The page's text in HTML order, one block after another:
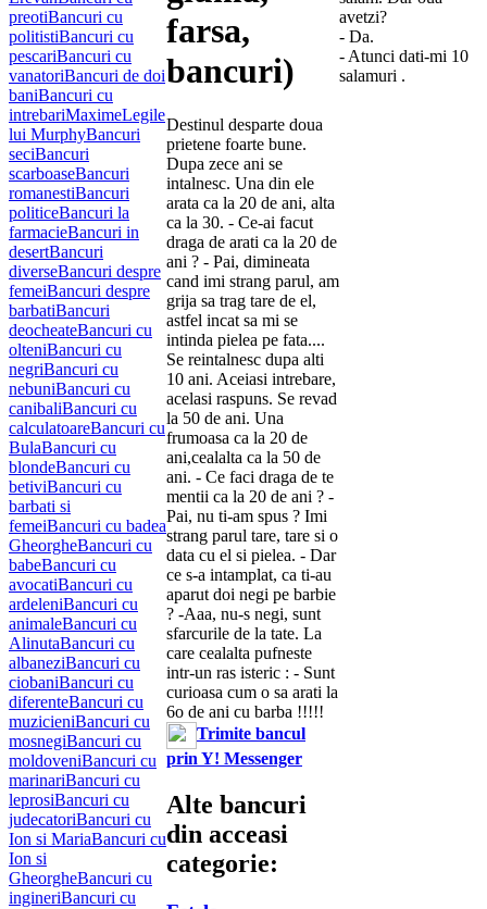
preotiBancuri cu
politistiBancuri cu
pescariBancuri cu
vanatoriBancuri de doi
baniBancuri cu
intrebariMaximeLegile
lui MurphyBancuri
seciBancuri
scarboaseBancuri
romanestiBancuri
politiceBancuri la
farmacieBancuri in
desertBancuri
diverseBancuri despre
femeiBancuri despre
barbatiBancuri
deocheateBancuri cu
olteniBancuri cu
negriBancuri cu
nebuniBancuri cu
canibaliBancuri cu
calculatoareBancuri cu
BulaBancuri cu
blondeBancuri cu
betiviBancuri cu
barbati si
femeiBancuri cu badea
GheorgheBancuri cu
babeBancuri cu
avocatiBancuri cu
ardeleniBancuri cu
animaleBancuri cu
AlinutaBancuri cu
albaneziBancuri cu
ciobaniBancuri cu
diferenteBancuri cu
muzicieniBancuri cu
mosnegiBancuri cu
moldoveniBancuri cu
marinariBancuri cu
leprosiBancuri cu
judecatoriBancuri cu
Ion si MariaBancuri cu
Ion si
GheorgheBancuri cu
ingineriBancuri cu
farsa,
bancuri)
Destinul desparte doua
prietene foarte bune.
Dupa zece ani se
intalnesc. Una din ele
arata ca la 20 de ani, alta
ca la 30. - Ce-ai facut
draga de arati ca la 20 de
ani ? - Pai, dimineata
cand imi strang parul, am
grija sa trag tare de el,
astfel incat sa mi se
intinda pielea pe fata....
Se reintalnesc dupa alti
10 ani. Aceiasi intrebare,
acelasi raspuns. Se revad
la 50 de ani. Una
frumoasa ca la 20 de
ani,cealalta ca la 50 de
ani. - Ce faci draga de te
mentii ca la 20 de ani ? -
Pai, nu ti-am spus ? Imi
strang parul tare, tare si o
data cu el si pielea. - Dar
ce s-a intamplat, ca ti-au
aparut doi negi pe barbie
? -Aaa, nu-s negi, sunt
sfarcurile de la tate. La
care cealalta pufneste
intr-un ras isteric : - Sunt
curioasa cum o sa arati la
6o de ani cu barba !!!!!
Trimite bancul
prin Y! Messenger
Alte bancuri
din acceasi
categorie:
avetzi?
- Da.
- Atunci dati-mi 10
salamuri .